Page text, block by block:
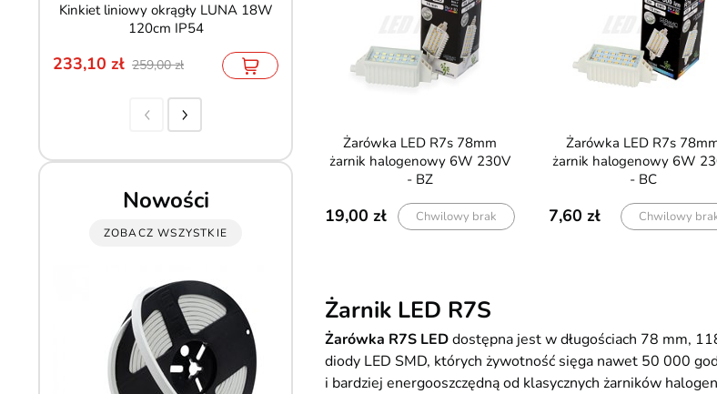
Kinkiet liniowy okrągły LUNA 18W
120cm IP54
233,10 259,00
Lampa magnetyczna Point Osram
5Y 12W 22cm 3000K
136,50
Szyna magnetyczna F-LINE
natynkowa czarna - 2 metry
239,90
Nowości
ZOBACZ WSZYSTKIE
Żarówka LED R7s 78mm
żarnik halogenowy 6W 230V
- BZ
19,00 Chwilowy brak
Żarówka LED R7s 78mm
żarnik halogenowy 6W
- BC
7,60 Chwilowy
Żarnik LED R7S
Żarówka R7S LEDdostępna jest w długościach 78 mm,
diody LED SMD, których żywotność sięga nawet 50 000
i bardziej energooszczędną od klasycznych żarników